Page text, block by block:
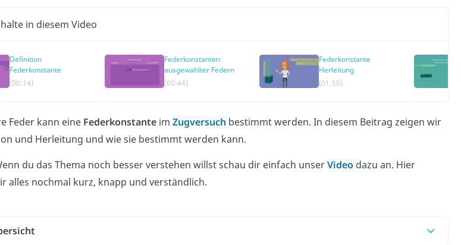
in diesem Video
Definition
Federkonstante
(00:14)
Federkonstanten
ausgewählter Federn
(00:44)
Federkonstante
Herleitung
(01:50)
Feder kann eine Federkonstante im Zugversuch bestimmt werden. In diesem Beitrag zeigen wir
und Herleitung und wie sie bestimmt werden kann.
du das Thema noch besser verstehen willst schau dir einfach unserVideo dazu an. Hier
alles nochmal kurz, knapp und verständlich.